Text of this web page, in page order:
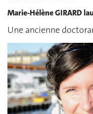
Marie-Hélène GIRARD
Une ancienne